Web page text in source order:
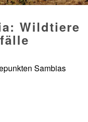
Wildtiere
Sambias